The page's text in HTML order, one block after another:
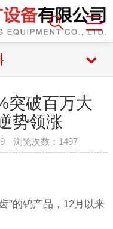
突破百万大
势领涨
浏览次数： 1497
”的钨产品，12月以来